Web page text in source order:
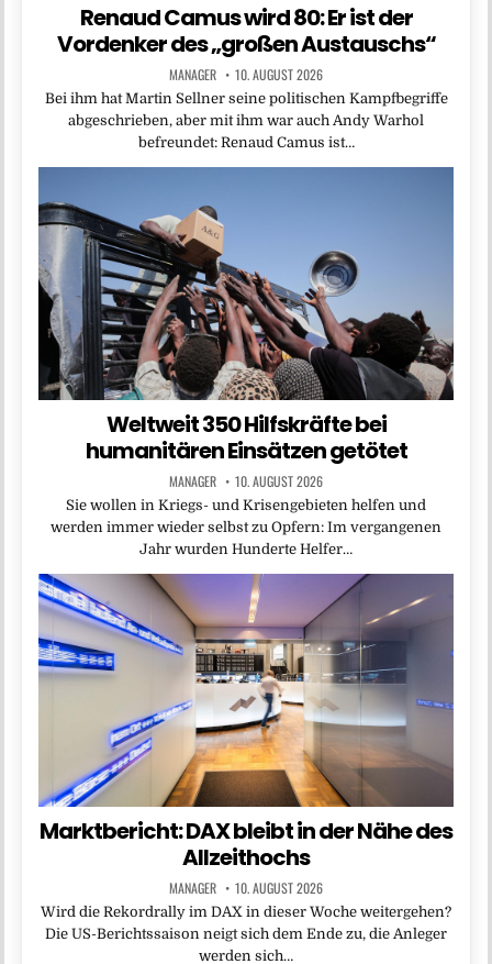
Renaud Camus wird 80: Er ist der
Vordenker des „großen Austauschs“
MANAGER 10. AUGUST 2026
Bei ihm hat Martin Sellner seine politischen Kampfbegriffe
abgeschrieben, aber mit ihm war auch Andy Warhol
befreundet: Renaud Camus ist…
Weltweit 350 Hilfskräfte bei
humanitären Einsätzen getötet
MANAGER 10. AUGUST 2026
Sie wollen in Kriegs- und Krisengebieten helfen und
werden immer wieder selbst zu Opfern: Im vergangenen
Jahr wurden Hunderte Helfer…
Marktbericht: DAX bleibt in der Nähe des
Allzeithochs
MANAGER 10. AUGUST 2026
Wird die Rekordrally im DAX in dieser Woche weitergehen?
Die US-Berichtssaison neigt sich dem Ende zu, die Anleger
werden sich…